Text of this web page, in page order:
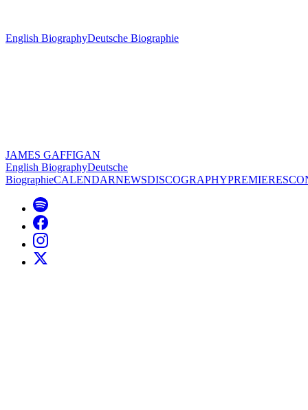
English BiographyDeutsche Biographie
JAMES GAFFIGAN
English BiographyDeutsche
BiographieCALENDARNEWSDISCOGRAPHYPREMIERES